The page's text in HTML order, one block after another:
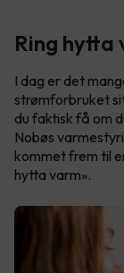
Ring hytta
I dag er det
strømforbruket
du faktisk få om
Nobøs
kommet frem til
hytta varm».